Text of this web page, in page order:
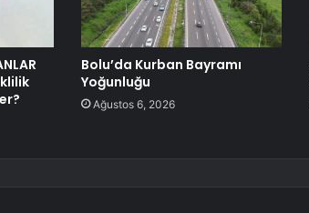
Bolu’da Kurban Bayramı
Yoğunluğu
Ağustos 6, 2026